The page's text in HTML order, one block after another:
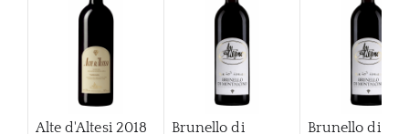
Alte d'Altesi 2018
Brunello di
Brunello di